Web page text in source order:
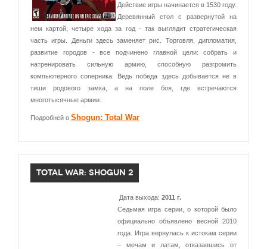
Действие игры начинается в 1530 году.
Деревянный стол с развернутой на
нем картой, четыре хода за год - так выглядит стратегическая
часть игры. Деньги здесь заменяет рис. Торговля, дипломатия,
развитие городов - все подчинено главной цели: собрать и
натренировать сильную армию, способную разгромить
компьютерного соперника. Ведь победа здесь добывается не в
тиши родового замка, а на поле боя, где встречаются
многотысячные армии.
Подробней о Shogun: Total War
TOTAL WAR: SHOGUN 2
Дата выхода: 2011 г.
Седьмая игра серии, о которой было
официально объявлено весной 2010
года. Игра вернулась к истокам серии
– мечам и латам, отказавшись от